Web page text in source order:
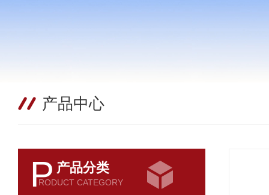
产品中心
P 产品分类
RODUCT CATEGORY